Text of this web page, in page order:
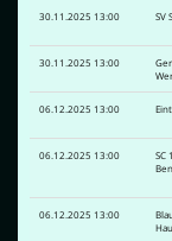
30.11.2025 13:00 SV
30.11.2025 13:00
06.12.2025 13:00
06.12.2025 13:00
SC
06.12.2025 13:00